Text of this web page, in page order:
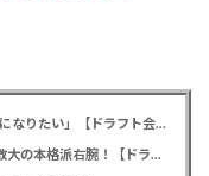
カープドラ6西川篤夢！「日本を代表する遊撃手になりたい」【ドラフト会議2025】
カープドラ5赤木晴哉！191cm最速153キロ！佛教大の本格派右腕！【ドラフト会議2025】